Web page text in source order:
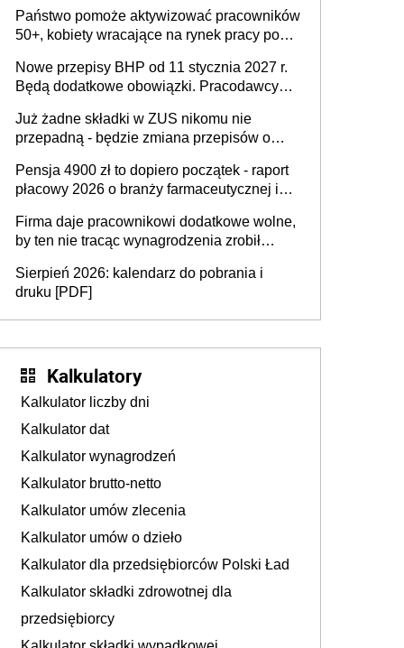
Państwo pomoże aktywizować pracowników
50+, kobiety wracające na rynek pracy po
osoby neuroatypowe. Powstanie Fundusz
na rzecz Inkluzywności w Zatrudnianiu?
Nowe przepisy BHP od 11 stycznia 2027 r.
Będą dodatkowe obowiązki. Pracodawcy
Już żadne składki w ZUS nikomu nie
przepadną - będzie zmiana przepisów o
ubezpieczeniom społecznym
Pensja 4900 zł to dopiero początek - raport
płacowy 2026 o branży farmaceutycznej i
Firma daje pracownikowi dodatkowe wolne,
by ten nie tracąc wynagrodzenia zrobił
sprawdza
Sierpień 2026: kalendarz do pobrania i
druku [PDF]
Kalkulatory
Kalkulator liczby dni
Kalkulator dat
Kalkulator wynagrodzeń
Kalkulator brutto-netto
Kalkulator umów zlecenia
Kalkulator umów o dzieło
Kalkulator dla przedsiębiorców Polski Ład
Kalkulator składki zdrowotnej dla
przedsiębiorcy